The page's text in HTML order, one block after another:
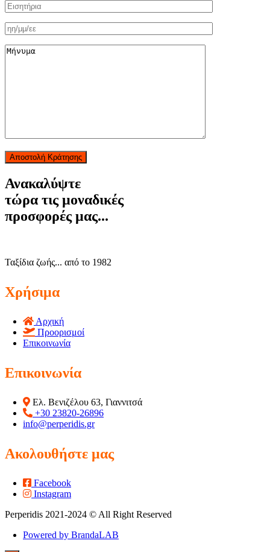
Αποστολή Κράτησης
Ανακαλύψτε
τώρα τις μοναδικές
προσφορές μας...
Ταξίδια ζωής... από το 1982
Χρήσιμα
Αρχική
Προορισμοί
Επικοινωνία
Επικοινωνία
Ελ. Βενιζέλου 63, Γιαννιτσά
+30 23820-26896
info@perperidis.gr
Ακολουθήστε μας
Facebook
Instagram
Perperidis 2021-2024 © All Right Reserved
Powered by BrandaLAB